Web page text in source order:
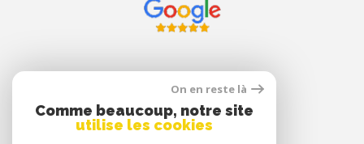
On en reste là
Comme beaucoup, notre site
utilise les cookies